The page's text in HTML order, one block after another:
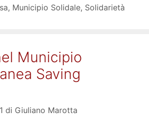
, Municipio Solidale, Solidarietà
Municipio
Saving
di Giuliano Marotta